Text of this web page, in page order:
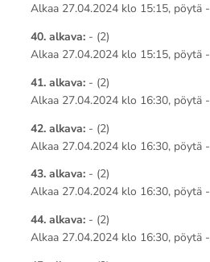
Alkaa 27.04.2024 klo 15:15, pöytä -
40. alkava:- (2)
Alkaa 27.04.2024 klo 15:15, pöytä -
41. alkava:- (2)
Alkaa 27.04.2024 klo 16:30, pöytä -
42. alkava:- (2)
Alkaa 27.04.2024 klo 16:30, pöytä -
43. alkava:- (2)
Alkaa 27.04.2024 klo 16:30, pöytä -
44. alkava:- (2)
Alkaa 27.04.2024 klo 16:30, pöytä -